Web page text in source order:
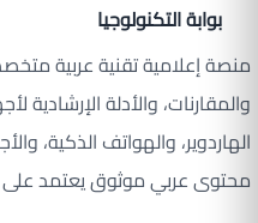
بوابة التكنولوجيا
منصة إعلامية تقنية عربية
والمقارنات، والأدلة الإرشادية
الهاردوير، والهواتف الذكية،
محتوى عربي موثوق يعتمد على